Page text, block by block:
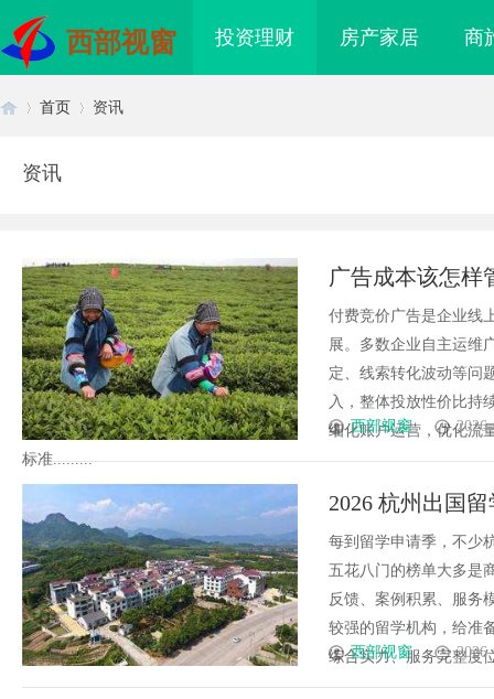
西部视窗 投资理财 房产家居 商
首页 资讯
资讯
广告成本该怎样
付费竞价广告是企业线
展。多数企业自主运维
定、线索转化波动等问
入，整体投放性价比持
细化账户运营，优化流
标准.........
西部视窗
2026 杭州出国
每到留学申请季，不少
五花八门的榜单大多是
反馈、案例积累、服务
较强的留学机构，给准
综合实力、服务完整度
西部视窗
配眼镜 全面解析2828电影网：海量影视
的优质观看平台